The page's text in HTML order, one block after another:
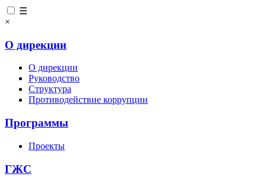
☰
×
О дирекции
О дирекции
Руководство
Структура
Противодействие коррупции
Программы
Проекты
ГЖС